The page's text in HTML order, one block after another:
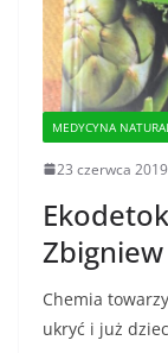
MEDYCYNA
23 czerwca 2019
Chemia
ukryć i już